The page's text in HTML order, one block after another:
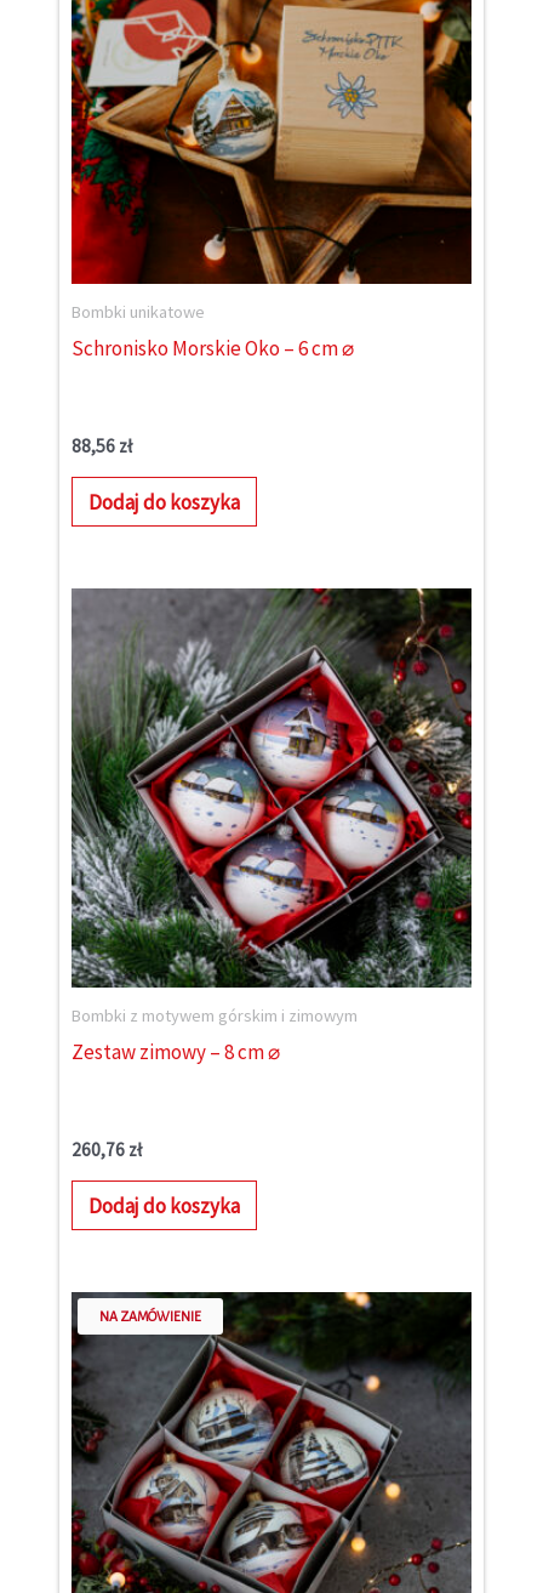
Bombki unikatowe
Schronisko Morskie Oko – 6 cm ⌀
88,56 zł
Dodaj do koszyka
Bombki z motywem górskim i zimowym
Zestaw zimowy – 8 cm ⌀
260,76 zł
Dodaj do koszyka
NA ZAMÓWIENIE